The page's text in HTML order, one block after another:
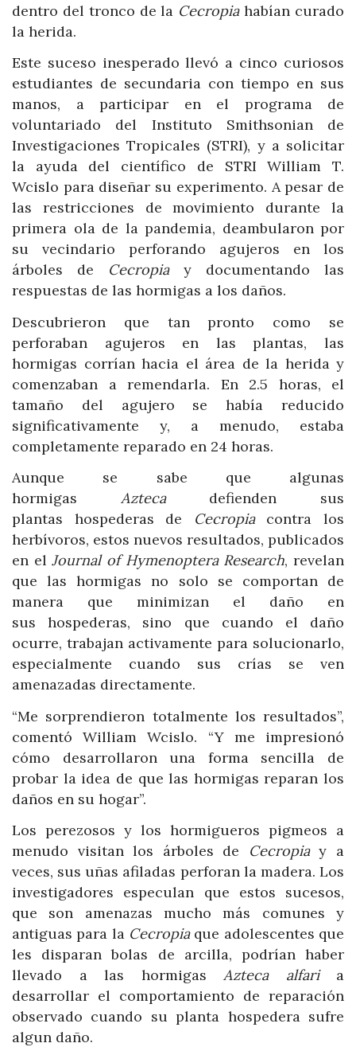
dentro del tronco de la Cecropiahabían curado
la herida.
Este suceso inesperado llevó a cinco curiosos
estudiantes de secundaria con tiempo en sus
manos, a participar en el programa de
voluntariado del Instituto Smithsonian de
Investigaciones Tropicales (STRI), y a solicitar
la ayuda del científico de STRI William T.
Wcislo para diseñar su experimento. A pesar de
las restricciones de movimiento durante la
primera ola de la pandemia, deambularon por
su vecindario perforando agujeros en los
árboles de Cecropiay documentando las
respuestas de las hormigas a los daños.
Descubrieron que tan pronto como se
perforaban agujeros en las plantas, las
hormigas corrían hacia el área de la herida y
comenzaban a remendarla. En 2.5 horas, el
tamaño del agujero se había reducido
significativamente y, a menudo, estaba
completamente reparado en 24 horas.
Aunque se sabe que algunas
hormigas Aztecadefienden sus
plantas hospederas de Cecropiacontra los
herbívoros, estos nuevos resultados, publicados
en elJournal of Hymenoptera Research, revelan
que las hormigas no solo se comportan de
manera que minimizan el daño en
sus hospederas, sino que cuando el daño
ocurre, trabajan activamente para solucionarlo,
especialmente cuando sus crías se ven
amenazadas directamente.
“Me sorprendieron totalmente los resultados”,
comentó William Wcislo. “Y me impresionó
cómo desarrollaron una forma sencilla de
probar la idea de que las hormigas reparan los
daños en su hogar”.
Los perezosos y los hormigueros pigmeos a
menudo visitan los árboles de Cecropiay a
veces, sus uñas afiladas perforan la madera. Los
investigadores especulan que estos sucesos,
que son amenazas mucho más comunes y
antiguas para la Cecropiaque adolescentes que
les disparan bolas de arcilla, podrían haber
llevado a las hormigas Azteca alfaria
desarrollar el comportamiento de reparación
observado cuando su planta hospedera sufre
algun daño.